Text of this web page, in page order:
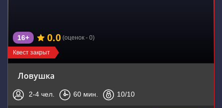
Квест закрыт
16+ 0.0 (оценок - 0)
Ловушка
2-4 чел. 60 мин. 10/10